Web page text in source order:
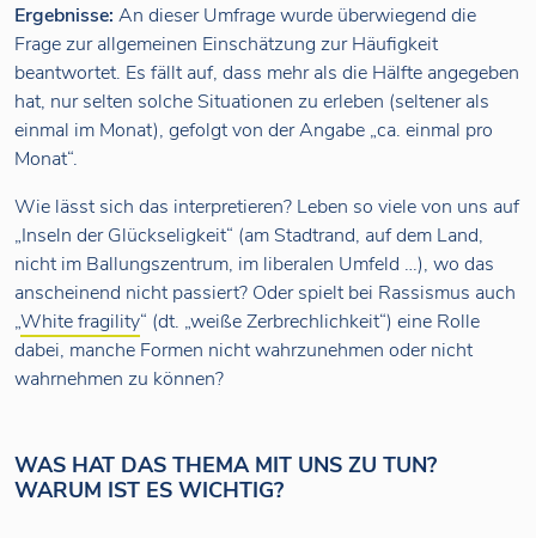
Ergebnisse: An dieser Umfrage wurde überwiegend die
Frage zur allgemeinen Einschätzung zur Häufigkeit
beantwortet. Es fällt auf, dass mehr als die Hälfte angegeben
hat, nur selten solche Situationen zu erleben (seltener als
einmal im Monat), gefolgt von der Angabe „ca. einmal pro
Monat“.
Wie lässt sich das interpretieren? Leben so viele von uns auf
„Inseln der Glückseligkeit“ (am Stadtrand, auf dem Land,
nicht im Ballungszentrum, im liberalen Umfeld …), wo das
anscheinend nicht passiert? Oder spielt bei Rassismus auch
„White fragility“ (dt. „weiße Zerbrechlichkeit“) eine Rolle
dabei, manche Formen nicht wahrzunehmen oder nicht
wahrnehmen zu können?
WAS HAT DAS THEMA MIT UNS ZU TUN?
WARUM IST ES WICHTIG?